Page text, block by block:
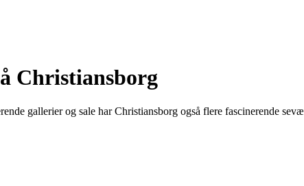
Christiansborg
gallerier og sale har Christiansborg også flere fascinerende